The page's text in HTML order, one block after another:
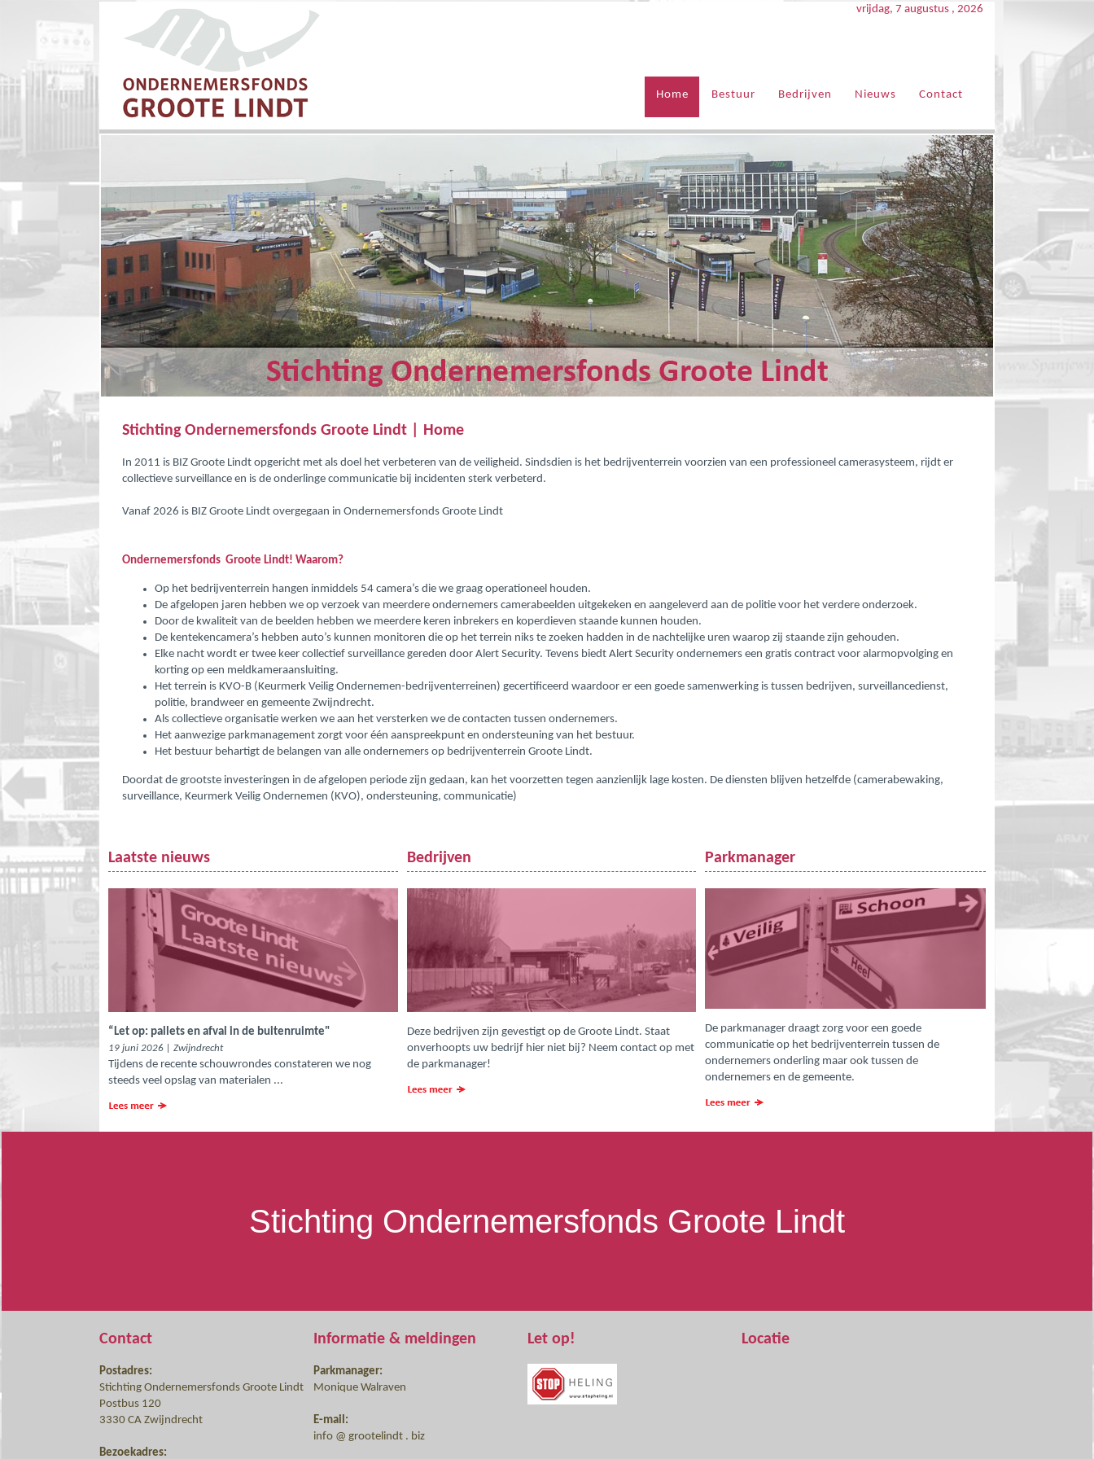
vrijdag, 7 augustus , 2026
Home Bestuur Bedrijven Nieuws Contact
Stichting Ondernemersfonds Groote Lindt | Home
In 2011 is BIZ Groote Lindt opgericht met als doel het verbeteren van de veiligheid. Sindsdien is het bedrijventerrein voorzien van een professioneel camerasysteem, rijdt er
collectieve surveillance en is de onderlinge communicatie bij incidenten sterk verbeterd.
Vanaf 2026 is BIZ Groote Lindt overgegaan in Ondernemersfonds Groote Lindt
Ondernemersfonds Groote Lindt! Waarom?
Op het bedrijventerrein hangen inmiddels 54 camera’s die we graag operationeel houden.
De afgelopen jaren hebben we op verzoek van meerdere ondernemers camerabeelden uitgekeken en aangeleverd aan de politie voor het verdere onderzoek.
Door de kwaliteit van de beelden hebben we meerdere keren inbrekers en koperdieven staande kunnen houden.
De kentekencamera’s hebben auto’s kunnen monitoren die op het terrein niks te zoeken hadden in de nachtelijke uren waarop zij staande zijn gehouden.
Elke nacht wordt er twee keer collectief surveillance gereden door Alert Security. Tevens biedt Alert Security ondernemers een gratis contract voor alarmopvolging en
korting op een meldkameraansluiting.
Het terrein is KVO-B (Keurmerk Veilig Ondernemen-bedrijventerreinen) gecertificeerd waardoor er een goede samenwerking is tussen bedrijven, surveillancedienst,
politie, brandweer en gemeente Zwijndrecht.
Als collectieve organisatie werken we aan het versterken we de contacten tussen ondernemers.
Het aanwezige parkmanagement zorgt voor één aanspreekpunt en ondersteuning van het bestuur.
Het bestuur behartigt de belangen van alle ondernemers op bedrijventerrein Groote Lindt.
Doordat de grootste investeringen in de afgelopen periode zijn gedaan, kan het voorzetten tegen aanzienlijk lage kosten. De diensten blijven hetzelfde (camerabewaking,
surveillance, Keurmerk Veilig Ondernemen (KVO), ondersteuning, communicatie)
Laatste nieuws
“Let op: pallets en afval in de buitenruimte"
19 juni 2026 | Zwijndrecht
Tijdens de recente schouwrondes constateren we nog
steeds veel opslag van materialen ...
Bedrijven
Deze bedrijven zijn gevestigt op de Groote Lindt. Staat
onverhoopts uw bedrijf hier niet bij? Neem contact op met
de parkmanager!
Parkmanager
De parkmanager draagt zorg voor een goede
communicatie op het bedrijventerrein tussen de
ondernemers onderling maar ook tussen de
ondernemers en de gemeente.
Stichting Ondernemersfonds Groote Lindt
Contact
Postadres:
Stichting Ondernemersfonds Groote Lindt
Postbus 120
3330 CA Zwijndrecht
Bezoekadres:
Informatie & meldingen
Parkmanager:
Monique Walraven
E-mail:
info @ grootelindt . biz
Let op! Locatie